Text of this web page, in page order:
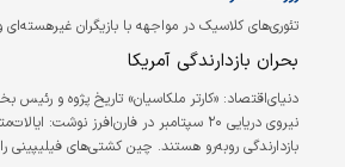
خود از جنوب
گفت که هدف از
اسرائیل و وادار
تئوری‌های کلاسیک در مواجهه با بازیگران
بحران بازدارندگی آمریکا
دنیای‌اقتصاد: «کارتر ملکاسیان» تاریخ پژوه و
نیروی دریایی ۲۰ سپتامبر در فارن‌افرز
بازدارندگی روبه‌رو هستند. چین کشتی‌های فیلیپینی